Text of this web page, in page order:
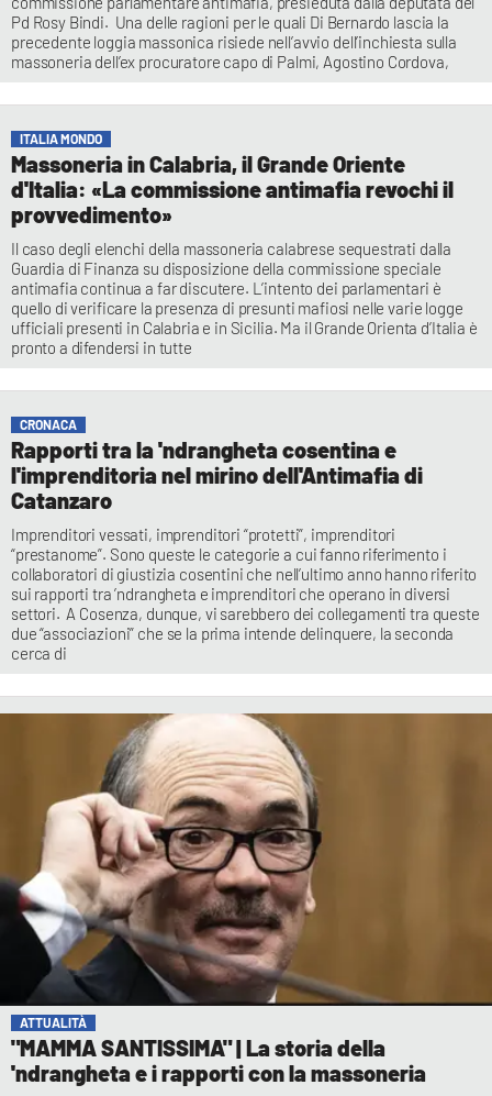
Pd Rosy Bindi. Una delle ragioni per le quali Di Bernardo lascia la
precedente loggia massonica risiede nell’avvio dell’inchiesta sulla
massoneria dell’ex procuratore capo di Palmi, Agostino Cordova,
ITALIA MONDO
Massoneria in Calabria, il Grande Oriente
d'Italia: «La commissione antimafia revochi il
provvedimento»
Il caso degli elenchi della massoneria calabrese sequestrati dalla
Guardia di Finanza su disposizione della commissione speciale
antimafia continua a far discutere. L’intento dei parlamentari è
quello di verificare la presenza di presunti mafiosi nelle varie logge
ufficiali presenti in Calabria e in Sicilia. Ma il Grande Orienta d’Italia è
pronto a difendersi in tutte
CRONACA
Rapporti tra la 'ndrangheta cosentina e
l'imprenditoria nel mirino dell'Antimafia di
Catanzaro
Imprenditori vessati, imprenditori “protetti”, imprenditori
“prestanome”. Sono queste le categorie a cui fanno riferimento i
collaboratori di giustizia cosentini che nell’ultimo anno hanno riferito
sui rapporti tra ’ndrangheta e imprenditori che operano in diversi
settori. A Cosenza, dunque, vi sarebbero dei collegamenti tra queste
due “associazioni” che se la prima intende delinquere, la seconda
cerca di
ATTUALITÀ
"MAMMA SANTISSIMA" | La storia della
'ndrangheta e i rapporti con la massoneria